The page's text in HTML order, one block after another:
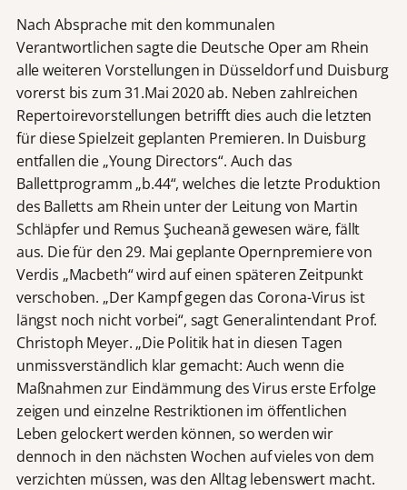
Nach Absprache mit den kommunalen
Verantwortlichen sagte die Deutsche Oper am Rhein
alle weiteren Vorstellungen in Düsseldorf und Duisburg
vorerst bis zum 31.Mai 2020 ab. Neben zahlreichen
Repertoirevorstellungen betrifft dies auch die letzten
für diese Spielzeit geplanten Premieren. In Duisburg
entfallen die „Young Directors“. Auch das
Ballettprogramm „b.44“, welches die letzte Produktion
des Balletts am Rhein unter der Leitung von Martin
Schläpfer und Remus Şucheană gewesen wäre, fällt
aus. Die für den 29. Mai geplante Opernpremiere von
Verdis „Macbeth“ wird auf einen späteren Zeitpunkt
verschoben. „Der Kampf gegen das Corona-Virus ist
längst noch nicht vorbei“, sagt Generalintendant Prof.
Christoph Meyer. „Die Politik hat in diesen Tagen
unmissverständlich klar gemacht: Auch wenn die
Maßnahmen zur Eindämmung des Virus erste Erfolge
zeigen und einzelne Restriktionen im öffentlichen
Leben gelockert werden können, so werden wir
dennoch in den nächsten Wochen auf vieles von dem
verzichten müssen, was den Alltag lebenswert macht.